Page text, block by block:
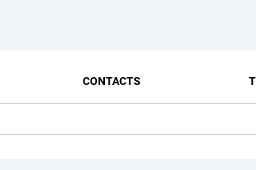
CONTACTS